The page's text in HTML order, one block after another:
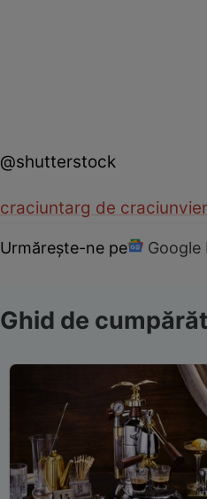
@shutterstock
craciuntarg de craciun
Urmărește-ne pe Google
Ghid de